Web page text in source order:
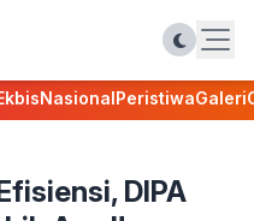
NasionalPeristiwaGaleri
DIPA